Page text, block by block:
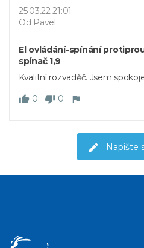
25.03.22 21:01
Od Pavel
El ovládání-spínání
spínač 1,9
Kvalitní rozvaděč. Jsem
0
0
Napište